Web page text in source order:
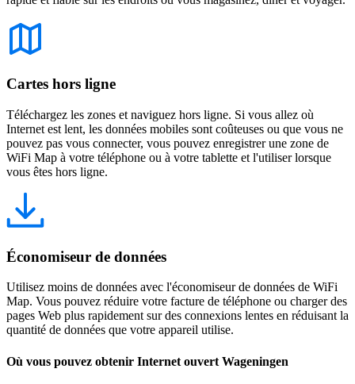
Cartes hors ligne
Téléchargez les zones et naviguez hors ligne. Si vous allez où
Internet est lent, les données mobiles sont coûteuses ou que vous ne
pouvez pas vous connecter, vous pouvez enregistrer une zone de
WiFi Map à votre téléphone ou à votre tablette et l'utiliser lorsque
vous êtes hors ligne.
Économiseur de données
Utilisez moins de données avec l'économiseur de données de WiFi
Map. Vous pouvez réduire votre facture de téléphone ou charger des
pages Web plus rapidement sur des connexions lentes en réduisant la
quantité de données que votre appareil utilise.
Où vous pouvez obtenir Internet ouvert Wageningen